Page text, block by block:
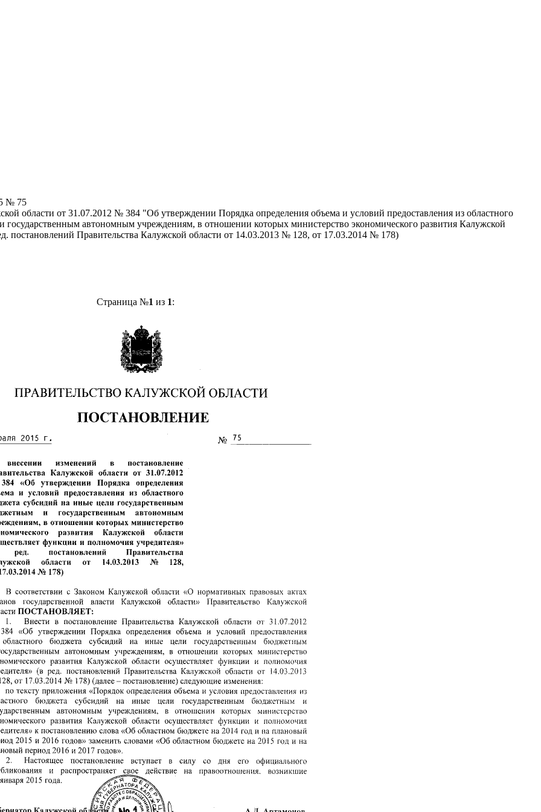
№ 75
области от 31.07.2012 № 384 "Об утверждении Порядка определения объема и условий предоставления из областного
автономным учреждениям, в отношении которых министерство экономического развития Калужской
постановлений Правительства Калужской области от 14.03.2013 № 128, от 17.03.2014 № 178)
Страница №1 из 1: